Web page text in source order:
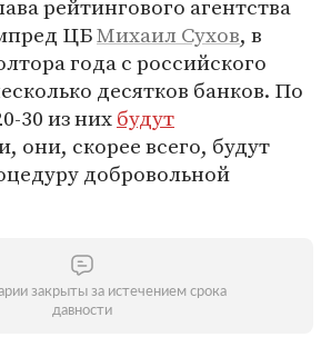
рейтингового агентства
ЦБМихаил Сухов, в
года с российского
десятков банков. По
30 из нихбудут
они, скорее всего, будут
добровольной
закрыты за истечением срока
давности